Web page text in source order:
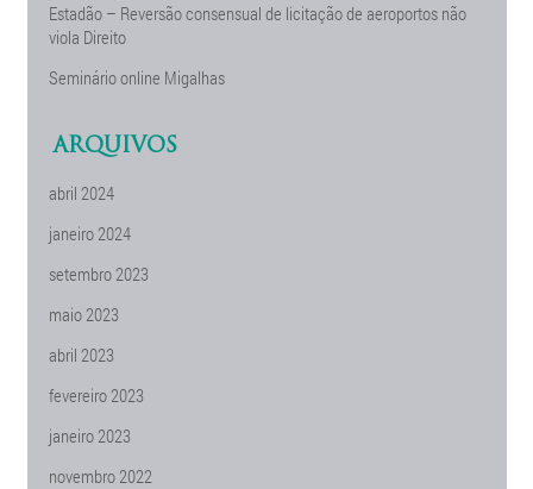
Estadão – Reversão consensual de licitação de aeroportos não
viola Direito
Seminário online Migalhas
ARQUIVOS
abril 2024
janeiro 2024
setembro 2023
maio 2023
abril 2023
fevereiro 2023
janeiro 2023
novembro 2022